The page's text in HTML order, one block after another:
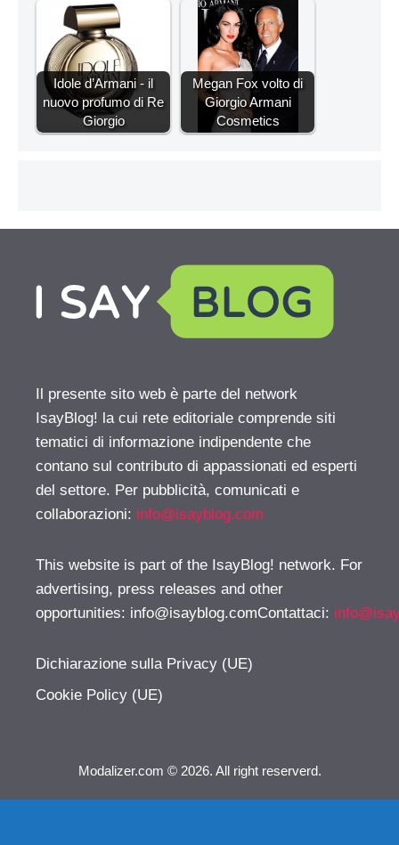
Idole d’Armani - il
nuovo profumo di Re
Giorgio
Megan Fox volto di
Giorgio Armani
Cosmetics
Il presente sito web è parte del network
IsayBlog! la cui rete editoriale comprende siti
tematici di informazione indipendente che
contano sul contributo di appassionati ed esperti
del settore. Per pubblicità, comunicati e
collaborazioni: info@isayblog.com
This website is part of the IsayBlog! network. For
advertising, press releases and other
opportunities: info@isayblog.comContattaci:
Dichiarazione sulla Privacy (UE)
Cookie Policy (UE)
Modalizer.com © 2026. All right reserverd.